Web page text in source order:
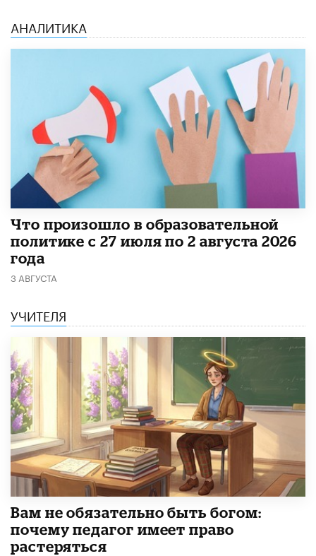
АНАЛИТИКА
​Что произошло в образовательной
политике с 27 июля по 2 августа 2026
года
3 АВГУСТА
УЧИТЕЛЯ
​Вам не обязательно быть богом:
почему педагог имеет право
растеряться